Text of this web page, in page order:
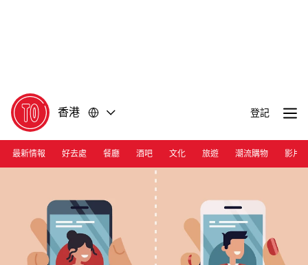
香港 登記
最新情報 好去處 餐廳 酒吧 文化 旅遊 潮流購物 影片